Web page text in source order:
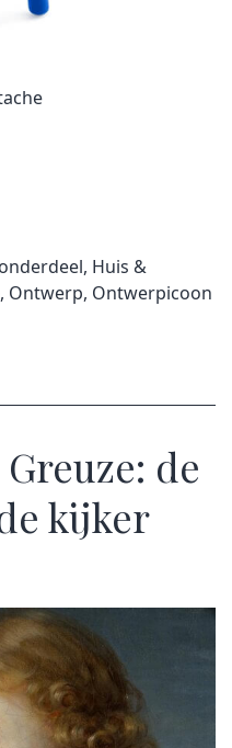
, Huis &
, Ontwerp, Ontwerpicoon
de
kijker